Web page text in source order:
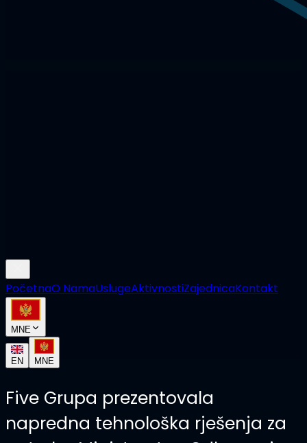
PočetnaO NamaUslugeAktivnostiZajednicaKontakt
MNE
EN MNE
Five Grupa prezentovala
napredna tehnološka rješenja za